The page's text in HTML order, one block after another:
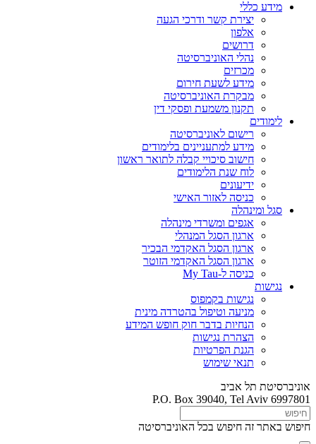
מידע כללי
יצירת קשר ודרכי הגעה
אלפון
דרושים
נהלי האוניברסיטה
מכרזים
מידע לשעת חירום
מבקרת האוניברסיטה
תקנון משמעת ופסקי דין
לימודים
רישום לאוניברסיטה
מידע למתעניינים בלימודים
חישוב סיכויי קבלה לתואר ראשון
לוח שנת הלימודים
ידיעונים
כניסה לאזור האישי
סגל ומינהלה
אגפים ומשרדי מינהלה
ארגון הסגל המנהלי
ארגון הסגל האקדמי הבכיר
ארגון הסגל האקדמי הזוטר
כניסה ל-My Tau
נגישות
נגישות בקמפוס
מניעה וטיפול בהטרדה מינית
הנחיות בדבר חוק חופש המידע
הצהרת נגישות
הגנת הפרטיות
תנאי שימוש
אוניברסיטת תל אביב
P.O. Box 39040, Tel Aviv 6997801
חיפוש באתר זה חיפוש בכל האוניברסיטה